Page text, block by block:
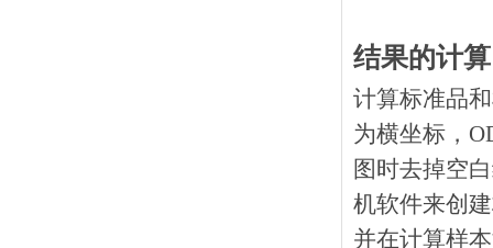
结果的计算
计算标准品
为横坐标，
图时去掉空
机软件来创
并在计算样